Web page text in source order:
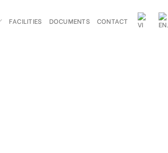
FACILITIES DOCUMENTS CONTACT